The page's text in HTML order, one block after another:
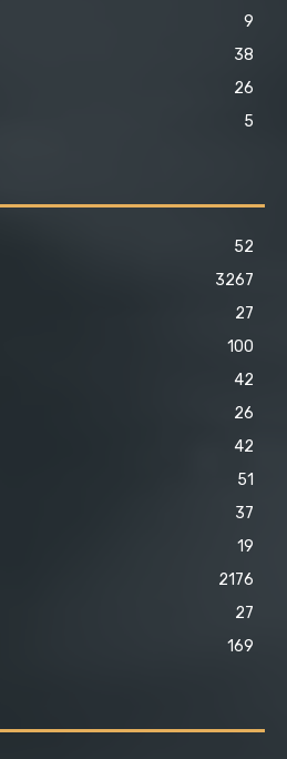
9
38
26
5
52
3267
27
100
42
26
42
51
37
19
2176
27
169